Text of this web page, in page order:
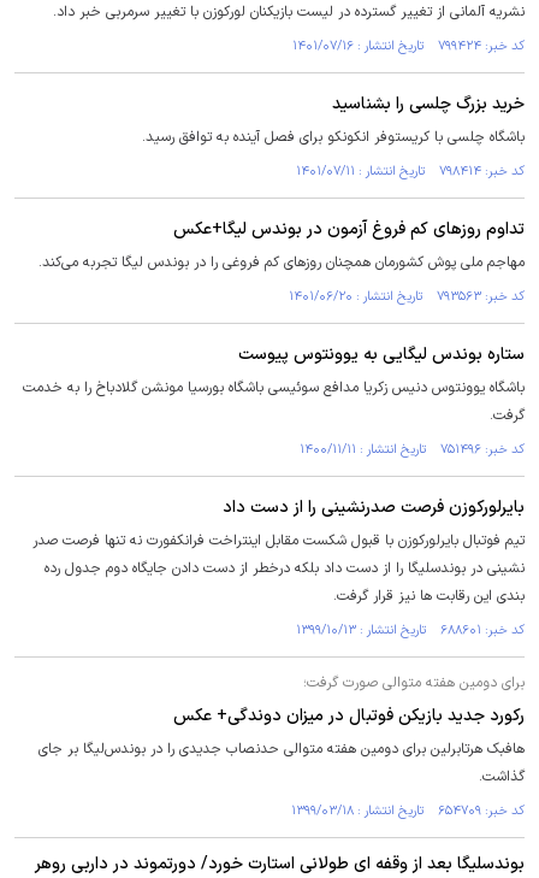
نشریه آلمانی از تغییر گسترده در لیست بازیکنان لورکوزن با تغییر سرمربی خبر داد.
کد خبر: ۷۹۹۴۲۴ تاریخ انتشار : ۱۴۰۱/۰۷/۱۶
خرید بزرگ چلسی را بشناسید
باشگاه چلسی با کریستوفر انکونکو برای فصل آینده به توافق رسید.
کد خبر: ۷۹۸۴۱۴ تاریخ انتشار : ۱۴۰۱/۰۷/۱۱
تداوم روز‌های کم فروغ آزمون در بوندس لیگا+عکس
مهاجم ملی پوش کشورمان همچنان روز‌های کم فروغی را در بوندس لیگا تجربه می‌کند.
کد خبر: ۷۹۳۵۶۳ تاریخ انتشار : ۱۴۰۱/۰۶/۲۰
ستاره بوندس لیگایی به یوونتوس پیوست
باشگاه یوونتوس دنیس زکریا مدافع سوئیسی باشگاه بورسیا مونشن گلادباخ را به خدمت
گرفت.
کد خبر: ۷۵۱۴۹۶ تاریخ انتشار : ۱۴۰۰/۱۱/۱۱
بایرلورکوزن فرصت صدرنشینی را از دست داد
تیم فوتبال بایرلورکوزن با قبول شکست مقابل اینتراخت فرانکفورت نه تنها فرصت صدر
نشینی در بوندسلیگا را از دست داد بلکه درخطر از دست دادن جایگاه دوم جدول رده
بندی این رقابت ها نیز قرار گرفت.
کد خبر: ۶۸۸۶۰۱ تاریخ انتشار : ۱۳۹۹/۱۰/۱۳
برای دومین هفته متوالی صورت گرفت؛
رکورد جدید بازیکن فوتبال در میزان دوندگی+ عکس
هافبک هرتابرلین برای دومین هفته متوالی حدنصاب جدیدی را در بوندس‌لیگا بر جای
گذاشت.
کد خبر: ۶۵۴۷۰۹ تاریخ انتشار : ۱۳۹۹/۰۳/۱۸
بوندسلیگا بعد از وقفه ای طولانی استارت خورد/ دورتموند در داربی روهر